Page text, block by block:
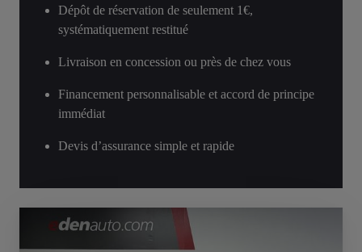
Dépôt de réservation de seulement 1€,
systématiquement restitué
Livraison en concession ou près de chez vous
Financement personnalisable et accord de principe
immédiat
Devis d’assurance simple et rapide